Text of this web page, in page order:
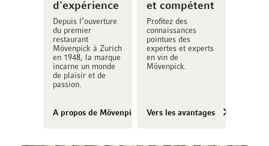
d'expérience
Depuis l’ouverture
du premier
restaurant
Mövenpick à Zurich
en 1948, la marque
incarne un monde
de plaisir et de
passion.
A propos de Mövenpick Vins
et compétent
Profitez des
connaissances
pointues des
expertes et experts
en vin de
Mövenpick.
Vers les avantages